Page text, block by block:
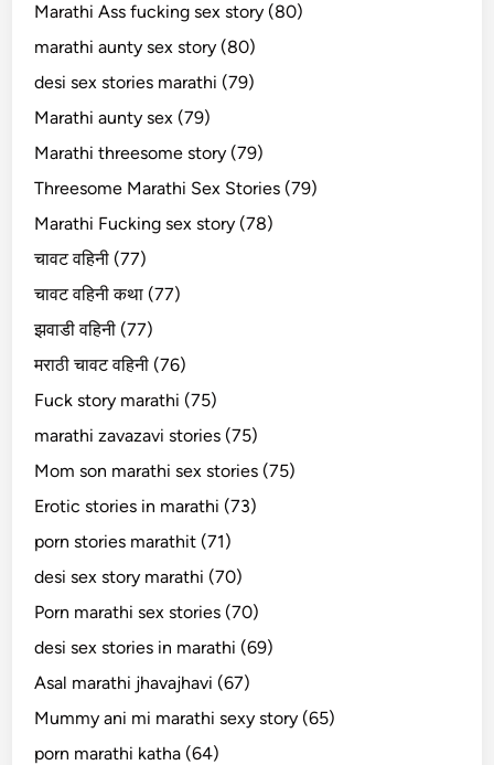
Marathi Ass fucking sex story (80)
marathi aunty sex story (80)
desi sex stories marathi (79)
Marathi aunty sex (79)
Marathi threesome story (79)
Threesome Marathi Sex Stories (79)
Marathi Fucking sex story (78)
चावट वहिनी (77)
चावट वहिनी कथा (77)
झवाडी वहिनी (77)
मराठी चावट वहिनी (76)
Fuck story marathi (75)
marathi zavazavi stories (75)
Mom son marathi sex stories (75)
Erotic stories in marathi (73)
porn stories marathit (71)
desi sex story marathi (70)
Porn marathi sex stories (70)
desi sex stories in marathi (69)
Asal marathi jhavajhavi (67)
Mummy ani mi marathi sexy story (65)
porn marathi katha (64)